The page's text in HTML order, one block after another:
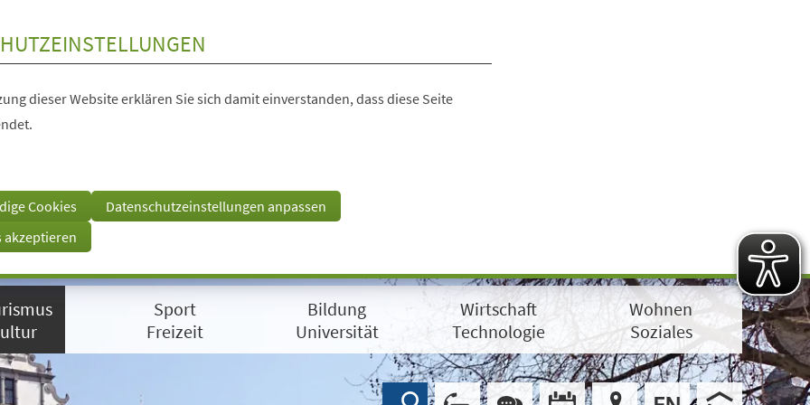
dieser Website erklären Sie sich damit einverstanden, dass diese Seite
Cookies
Datenschutzeinstellungen anpassen
akzeptieren
Sport
Freizeit
Bildung
Universität
Wirtschaft
Technologie
Wohnen
Soziales